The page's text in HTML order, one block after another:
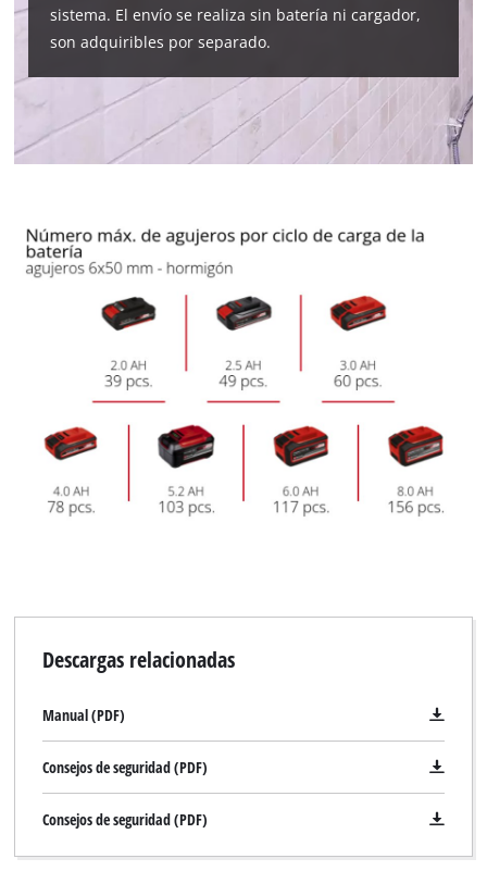
sistema. El envío se realiza sin batería ni cargador,
son adquiribles por separado.
Descargas relacionadas
Manual (PDF)
Consejos de seguridad (PDF)
Consejos de seguridad (PDF)